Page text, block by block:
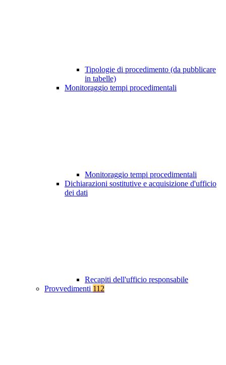
Tipologie di procedimento (da pubblicare
in tabelle)
Monitoraggio tempi procedimentali
Monitoraggio tempi procedimentali
Dichiarazioni sostitutive e acquisizione d'ufficio
dei dati
Recapiti dell'ufficio responsabile
Provvedimenti 112